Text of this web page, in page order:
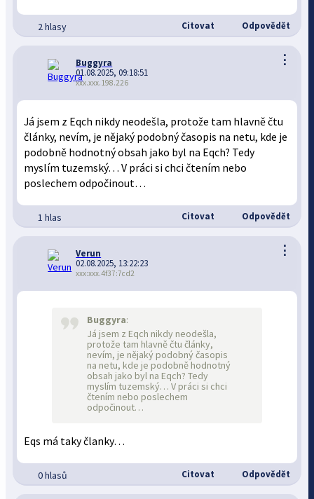
2 hlasy Citovat Odpovědět
⋮
Buggyra
01.08.2025, 09:18:51
xxx.xxx.198.226
Já jsem z Eqch nikdy neodešla, protože tam hlavně čtu
články, nevím, je nějaký podobný časopis na netu, kde je
podobně hodnotný obsah jako byl na Eqch? Tedy
myslím tuzemský… V práci si chci čtením nebo
poslechem odpočinout…
1 hlas Citovat Odpovědět
⋮
Verun
02.08.2025, 13:22:23
xxx:xxx.4f37:7cd2
Buggyra:
Já jsem z Eqch nikdy neodešla,
protože tam hlavně čtu články,
nevím, je nějaký podobný časopis
na netu, kde je podobně hodnotný
obsah jako byl na Eqch? Tedy
myslím tuzemský… V práci si chci
čtením nebo poslechem
odpočinout…
Eqs má taky članky…
0 hlasů Citovat Odpovědět